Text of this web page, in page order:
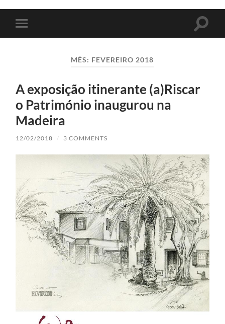
Toggle
mobile
Toggle
MÊS: FEVEREIRO 2018
A exposição itinerante (a)Riscar
o Património inaugurou na
Madeira
12/02/2018 / 3 COMMENTS